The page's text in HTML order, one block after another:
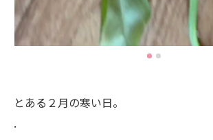
とある２月の寒い日。
.